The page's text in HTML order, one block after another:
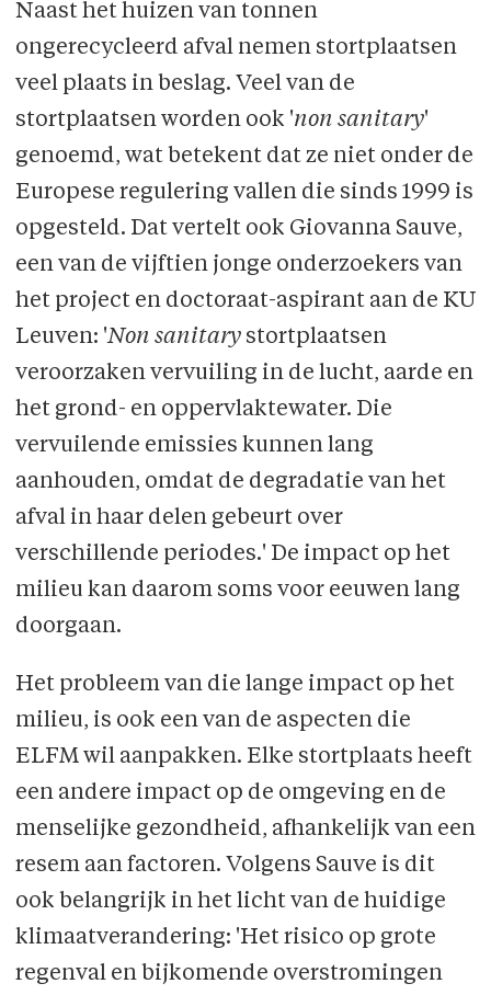
Naast het huizen van tonnen
ongerecycleerd afval nemen stortplaatsen
veel plaats in beslag. Veel van de
stortplaatsen worden ook 'non sanitary'
genoemd, wat betekent dat ze niet onder de
Europese regulering vallen die sinds 1999 is
opgesteld. Dat vertelt ook Giovanna Sauve,
een van de vijftien jonge onderzoekers van
het project en doctoraat-aspirant aan de KU
Leuven: 'Non sanitarystortplaatsen
veroorzaken vervuiling in de lucht, aarde en
het grond- en oppervlaktewater. Die
vervuilende emissies kunnen lang
aanhouden, omdat de degradatie van het
afval in haar delen gebeurt over
verschillende periodes.' De impact op het
milieu kan daarom soms voor eeuwen lang
doorgaan.
Het probleem van die lange impact op het
milieu, is ook een van de aspecten die
ELFM wil aanpakken. Elke stortplaats heeft
een andere impact op de omgeving en de
menselijke gezondheid, afhankelijk van een
resem aan factoren. Volgens Sauve is dit
ook belangrijk in het licht van de huidige
klimaatverandering: 'Het risico op grote
regenval en bijkomende overstromingen